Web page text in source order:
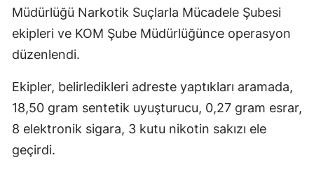
Edirne
Elazığ
Eskişehir
Müdürlüğü Narkotik Suçlarla Mücadele Şubesi
ekipleri ve KOM Şube Müdürlüğünce operasyon
düzenlendi.
Ekipler, belirledikleri adreste yaptıkları aramada,
18,50 gram sentetik uyuşturucu, 0,27 gram esrar,
8 elektronik sigara, 3 kutu nikotin sakızı ele
geçirdi.